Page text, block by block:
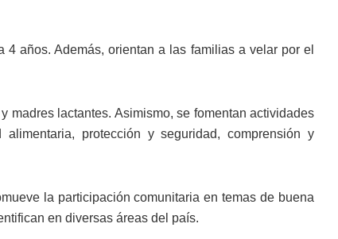
años. Además, orientan a las familias a velar por el
lactantes. Asimismo, se fomentan actividades
protección y seguridad, comprensión y
la participación comunitaria en temas de buena
en diversas áreas del país.